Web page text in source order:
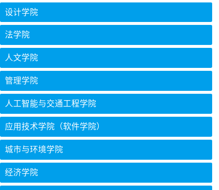
设计学院
法学院
人文学院
管理学院
人工智能与交通工程学院
应用技术学院（软件学院）
城市与环境学院
经济学院